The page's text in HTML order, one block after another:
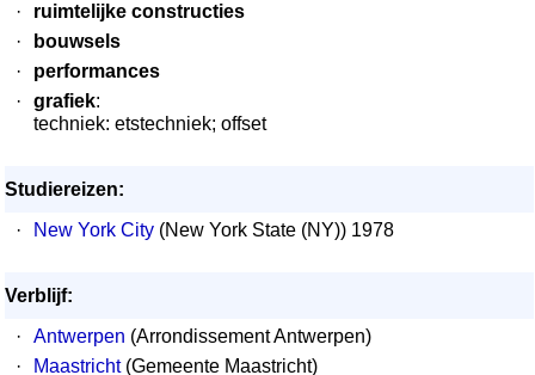
·
ruimtelijke constructies
·
bouwsels
·
performances
·
grafiek:
techniek: etstechniek; offset
Studiereizen:
·
New York City (New York State (NY)) 1978
Verblijf:
·
Antwerpen (Arrondissement Antwerpen)
·
Maastricht(Gemeente Maastricht)